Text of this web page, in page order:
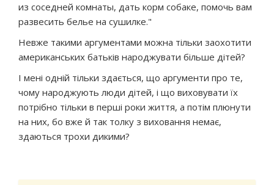
из соседней комнаты, дать корм собаке, помочь вам
развесить белье на сушилке."
Невже такими аргументами можна тільки заохотити
американських батьків народжувати більше дітей?
І мені одній тільки здається, що аргументи про те,
чому народжують люди дітей, і що виховувати їх
потрібно тільки в перші роки життя, а потім плюнути
на них, бо вже й так толку з виховання немає,
здаються трохи дикими?